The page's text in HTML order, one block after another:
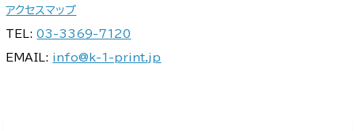
アクセスマップ
TEL:03-3369-7120
EMAIL: info@k-1-print.jp